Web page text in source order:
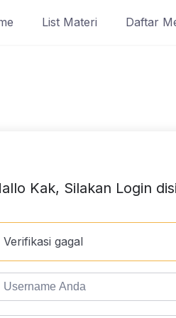
List Materi Daftar
Kak, Silakan Login
Verifikasi gagal